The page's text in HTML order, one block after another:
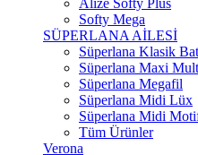
Alize Softy Plus
Softy Mega
SÜPERLANA AİLESİ
Süperlana Klasik
Süperlana Maxi
Süperlana Megafil
Süperlana Midi Lüx
Süperlana Midi
Tüm Ürünler
Verona